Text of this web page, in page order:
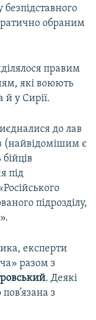
обраним
правим
які воюють
й у Сирії.
до лав
(найвідомішим є
під
підрозділу,
експерти
разом з
. Деякі
з